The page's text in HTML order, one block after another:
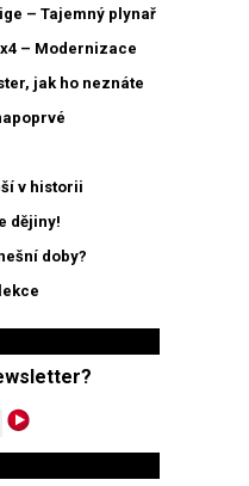
– Tajemný plynař
– Modernizace
jak ho neznáte
v historii
dějiny!
doby?